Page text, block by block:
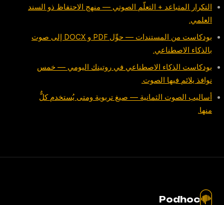
التكرار المتباعد + التعلّم الصوتي — منهج الاحتفاظ ذو السند
العلمي.
بودكاست من المستندات — حوِّل PDF و DOCX إلى صوت
بالذكاء الاصطناعي.
بودكاست الذكاء الاصطناعي في روتينك اليومي — خمس
نوافذ يلائم فيها الصوت.
أساليب الصوت الثمانية — صيغ تربوية ومتى يُستخدم كلٌّ
منها.
Podhoc